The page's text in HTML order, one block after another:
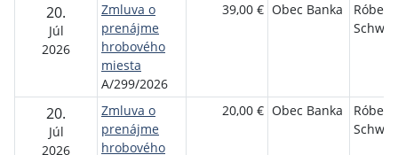
20.
Júl
2026
Zmluva o
prenájme
hrobového
miesta
A/299/2026
39,00 € Obec Banka
Róbert
20.
Júl
2026
Zmluva o
prenájme
hrobového
20,00 € Obec Banka
Róbert